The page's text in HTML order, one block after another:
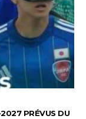
PRÉVUS DU